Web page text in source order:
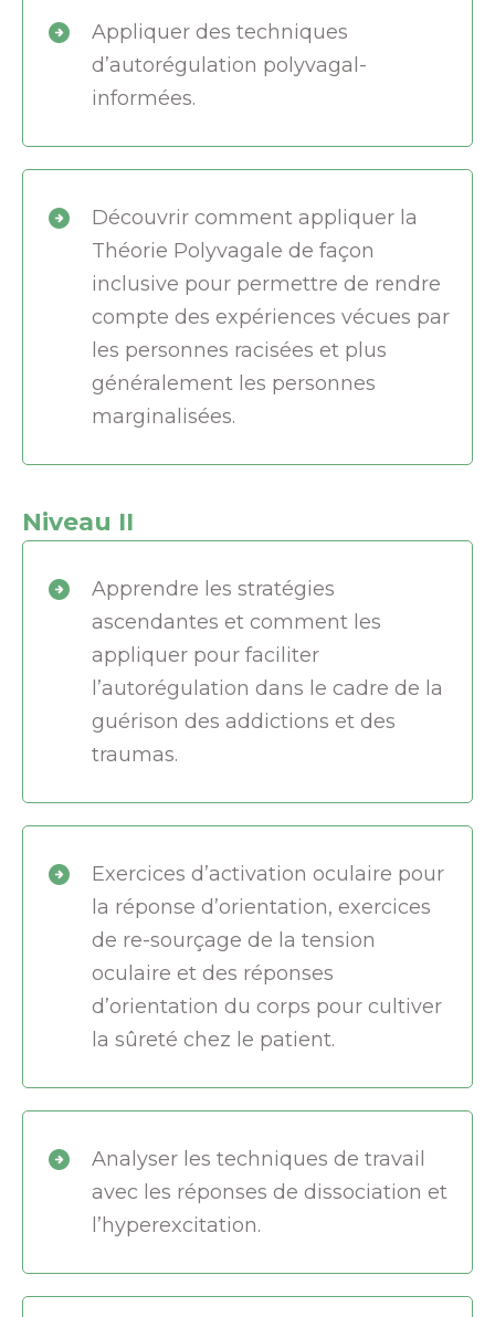
Appliquer des techniques
d’autorégulation polyvagal-
informées.
Découvrir comment appliquer la
Théorie Polyvagale de façon
inclusive pour permettre de rendre
compte des expériences vécues par
les personnes racisées et plus
généralement les personnes
marginalisées.
Niveau II
Apprendre les stratégies
ascendantes et comment les
appliquer pour faciliter
l’autorégulation dans le cadre de la
guérison des addictions et des
traumas.
Exercices d’activation oculaire pour
la réponse d’orientation, exercices
de re-sourçage de la tension
oculaire et des réponses
d’orientation du corps pour cultiver
la sûreté chez le patient.
Analyser les techniques de travail
avec les réponses de dissociation et
l’hyperexcitation.